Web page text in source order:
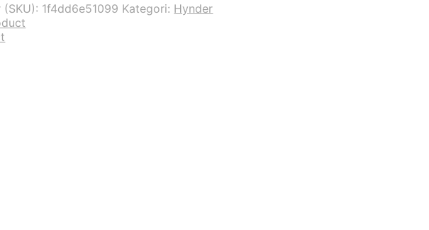
(SKU): 1f4dd6e51099 Kategori: Hynder